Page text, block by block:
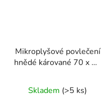
Mikroplyšové povlečení
hnědé kárované 70 x 90
Skladem (>5 ks)